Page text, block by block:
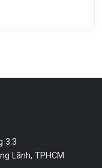
3.3
Lãnh, TPHCM